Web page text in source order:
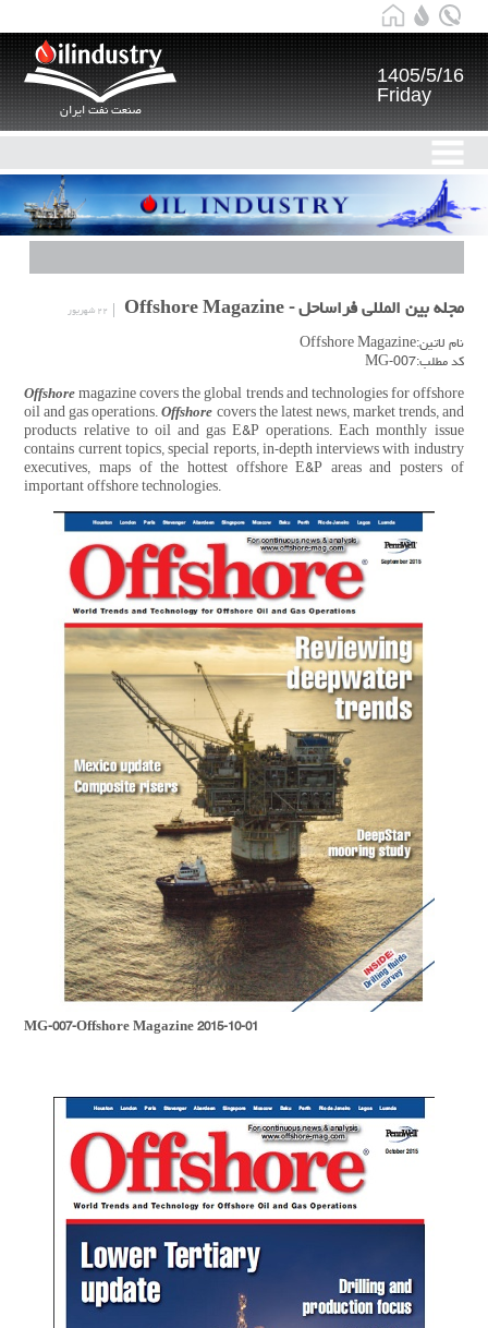
صنعت نفت ایران
1405/5/16
Friday
مجله بین المللی فراساحل - Offshore Magazine ۲۲ شهریور
نام لاتین:Offshore Magazine
کد مطلب:MG-007
Offshore magazine covers the global trends and technologies for offshore
oil and gas operations.Offshore covers the latest news, market trends, and
products relative to oil and gas E&P operations. Each monthly issue
contains current topics, special reports, in-depth interviews with industry
executives, maps of the hottest offshore E&P areas and posters of
important offshore technologies.
MG-007-Offshore Magazine 2015-10-01